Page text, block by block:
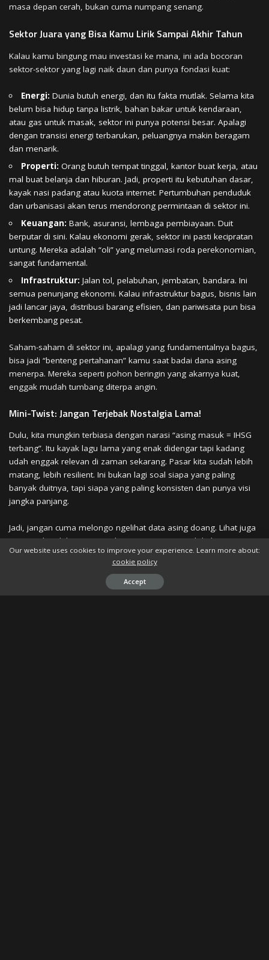
masa depan cerah, bukan cuma numpang senang.
Sektor Juara yang Bisa Kamu Lirik Sampai Akhir Tahun
Kalau kamu bingung mau investasi ke mana, ini ada bocoran
sektor-sektor yang lagi naik daun dan punya fondasi kuat:
Energi: Dunia butuh energi, dan itu fakta mutlak. Selama kita
belum bisa hidup tanpa listrik, bahan bakar untuk kendaraan,
atau gas untuk masak, sektor ini punya potensi besar. Apalagi
dengan transisi energi terbarukan, peluangnya makin beragam
dan menarik.
Properti: Orang butuh tempat tinggal, kantor buat kerja, atau
mal buat belanja dan hiburan. Jadi, properti itu kebutuhan dasar,
kayak nasi padang atau kuota internet. Pertumbuhan penduduk
dan urbanisasi akan terus mendorong permintaan di sektor ini.
Keuangan: Bank, asuransi, lembaga pembiayaan. Duit
berputar di sini. Kalau ekonomi gerak, sektor ini pasti kecipratan
untung. Mereka adalah “oli” yang melumasi roda perekonomian,
sangat fundamental.
Infrastruktur: Jalan tol, pelabuhan, jembatan, bandara. Ini
semua penunjang ekonomi. Kalau infrastruktur bagus, bisnis lain
jadi lancar jaya, distribusi barang efisien, dan pariwisata pun bisa
berkembang pesat.
Saham-saham di sektor ini, apalagi yang fundamentalnya bagus,
bisa jadi “benteng pertahanan” kamu saat badai dana asing
menerpa. Mereka seperti pohon beringin yang akarnya kuat,
enggak mudah tumbang diterpa angin.
Mini-Twist: Jangan Terjebak Nostalgia Lama!
Dulu, kita mungkin terbiasa dengan narasi “asing masuk = IHSG
terbang”. Itu kayak lagu lama yang enak didengar tapi kadang
udah enggak relevan di zaman sekarang. Pasar kita sudah lebih
matang, lebih resilient. Ini bukan lagi soal siapa yang paling
banyak duitnya, tapi siapa yang paling konsisten dan punya visi
jangka panjang.
Jadi, jangan cuma melongo ngelihat data asing doang. Lihat juga
potensi dari dalam negeri, dari investor-investor lokal yang
sekarang jadi tulang punggung pasar. Kekuatan domestik ini
mampu menjaga stabilitas dan mengurangi volatilitas. Ingat, IHSG
itu bukan cuma milik asing, tapi milik kita semua, para investor
Indonesia.
Our website uses cookies to improve your experience. Learn more about:
cookie policy
Accept